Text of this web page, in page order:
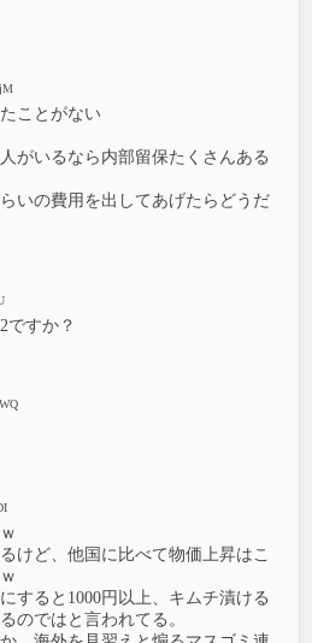
ことがない
がいるなら内部留保たくさんある
いの費用を出してあげたらどうだ
すか？
けど、他国に比べて物価上昇はこ
すると1000円以上、キムチ漬ける
のではと言われてる。